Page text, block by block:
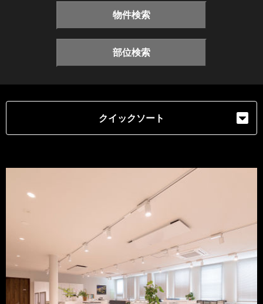
物件検索
部位検索
クイックソート